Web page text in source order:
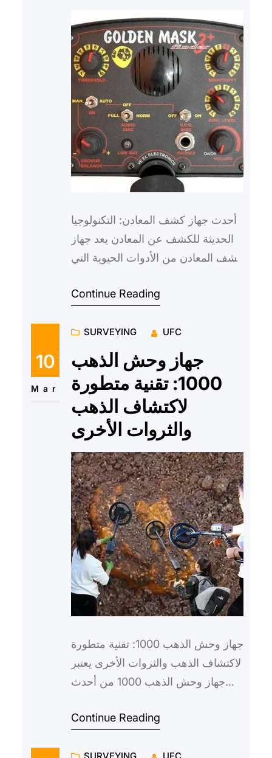
أحدث جهاز كشف المعادن: التكنولوجيا
الحديثة للكشف عن المعادن يعد جهاز
كشف المعادن من الأدوات الحيوية التي
Continue Reading
10
Mar
SURVEYING UFC
جهاز وحش الذهب
1000: تقنية متطورة
لاكتشاف الذهب
والثروات الأخرى
جهاز وحش الذهب 1000: تقنية متطورة
لاكتشاف الذهب والثروات الأخرى يعتبر
جهاز وحش الذهب 1000 من أحدث
Continue Reading